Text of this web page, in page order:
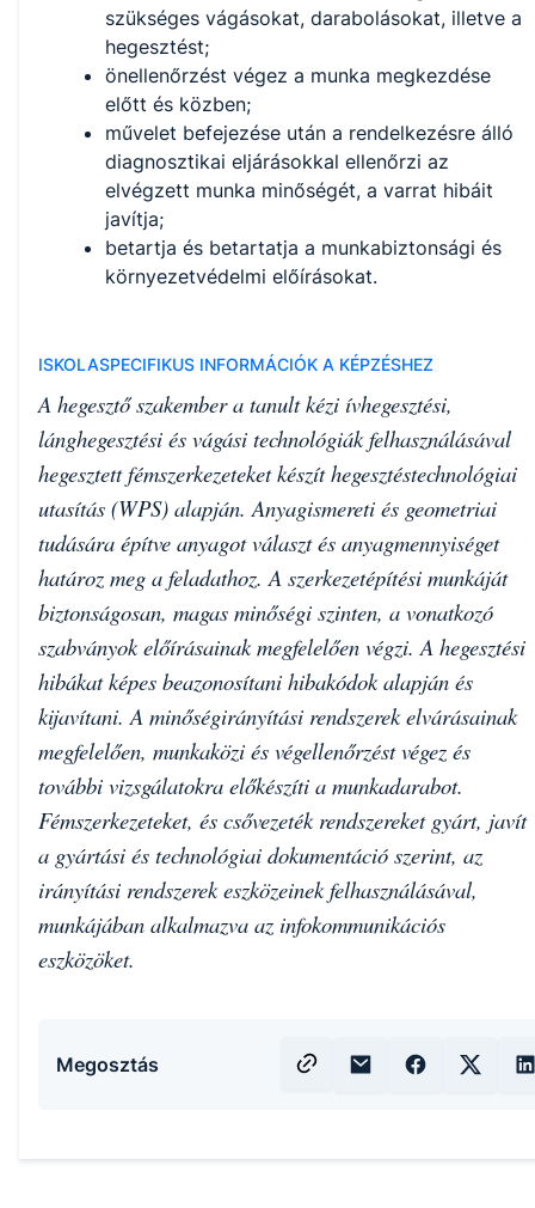
szükséges vágásokat, darabolásokat, illetve a
hegesztést;
önellenőrzést végez a munka megkezdése
előtt és közben;
művelet befejezése után a rendelkezésre álló
diagnosztikai eljárásokkal ellenőrzi az
elvégzett munka minőségét, a varrat hibáit
javítja;
betartja és betartatja a munkabiztonsági és
környezetvédelmi előírásokat.
ISKOLASPECIFIKUS INFORMÁCIÓK A KÉPZÉSHEZ
A hegesztő szakember a tanult kézi ívhegesztési,
lánghegesztési és vágási technológiák felhasználásával
hegesztett fémszerkezeteket készít hegesztéstechnológiai
utasítás (WPS) alapján. Anyagismereti és geometriai
tudására építve anyagot választ és anyagmennyiséget
határoz meg a feladathoz. A szerkezetépítési munkáját
biztonságosan, magas minőségi szinten, a vonatkozó
szabványok előírásainak megfelelően végzi. A hegesztési
hibákat képes beazonosítani hibakódok alapján és
kijavítani. A minőségirányítási rendszerek elvárásainak
megfelelően, munkaközi és végellenőrzést végez és
további vizsgálatokra előkészíti a munkadarabot.
Fémszerkezeteket, és csővezeték rendszereket gyárt, javít
a gyártási és technológiai dokumentáció szerint, az
irányítási rendszerek eszközeinek felhasználásával,
munkájában alkalmazva az infokommunikációs
eszközöket.
Megosztás